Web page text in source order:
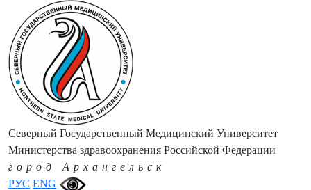
РУС ENG
Северный Государственный Медицинский Университет
Министерства здравоохранения Российской Федерации
город Архангельск